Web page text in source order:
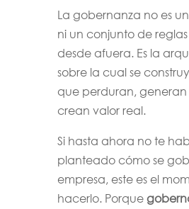
La gobernanza no es
ni un conjunto de
desde afuera. Es la
sobre la cual se
que perduran,
crean valor real.
Si hasta ahora no te
planteado cómo se
empresa, este es el
hacerlo. Porque